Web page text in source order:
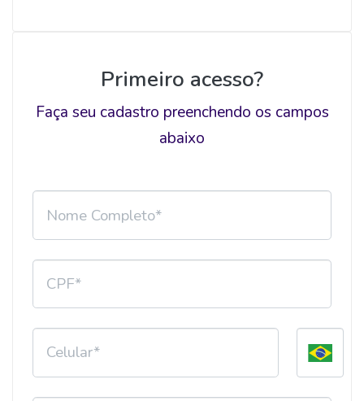
Primeiro acesso?
Faça seu cadastro preenchendo os campos
abaixo